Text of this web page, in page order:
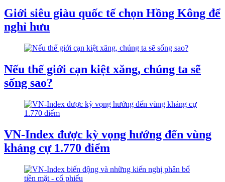
Giới siêu giàu quốc tế chọn Hồng Kông để
nghỉ hưu
Nếu thế giới cạn kiệt xăng, chúng ta sẽ
sống sao?
VN-Index được kỳ vọng hướng đến vùng
kháng cự 1.770 điểm